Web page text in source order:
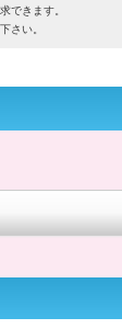
できます。
さい。